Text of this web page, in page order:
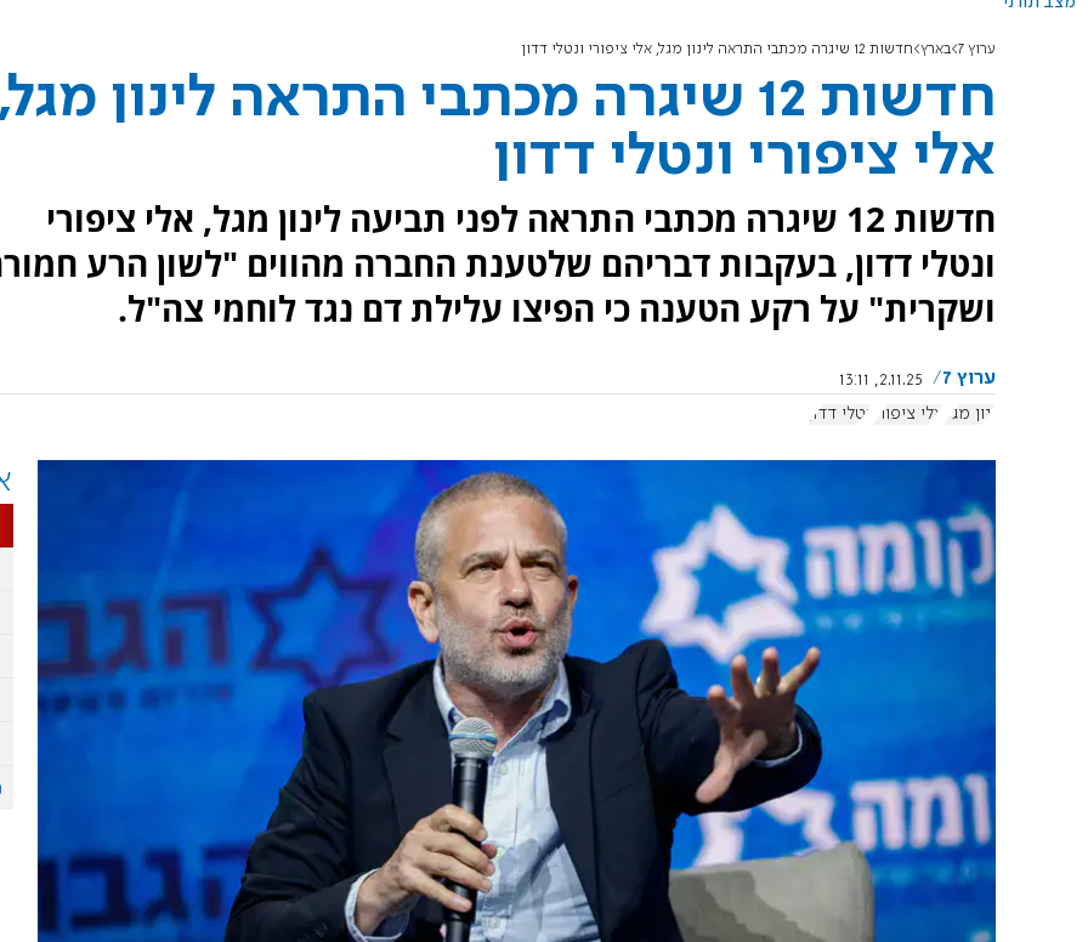
ערוץ 7 בארץ חדשות 12 שיגרה מכתבי התראה לינון מגל, אלי ציפורי ונטלי דדון
חדשות 12 שיגרה מכתבי התראה לינון
אלי ציפורי ונטלי דדון
חדשות 12 שיגרה מכתבי התראה לפני תביעה לינון מגל, אלי ציפורי
ונטלי דדון, בעקבות דבריהם שלטענת החברה מהווים "לשון הרע
ושקרית" על רקע הטענה כי הפיצו עלילת דם נגד לוחמי צה"ל.
ערוץ 7
2.11.25, 13:11
ינון מגל
אלי ציפורי נטלי דדון